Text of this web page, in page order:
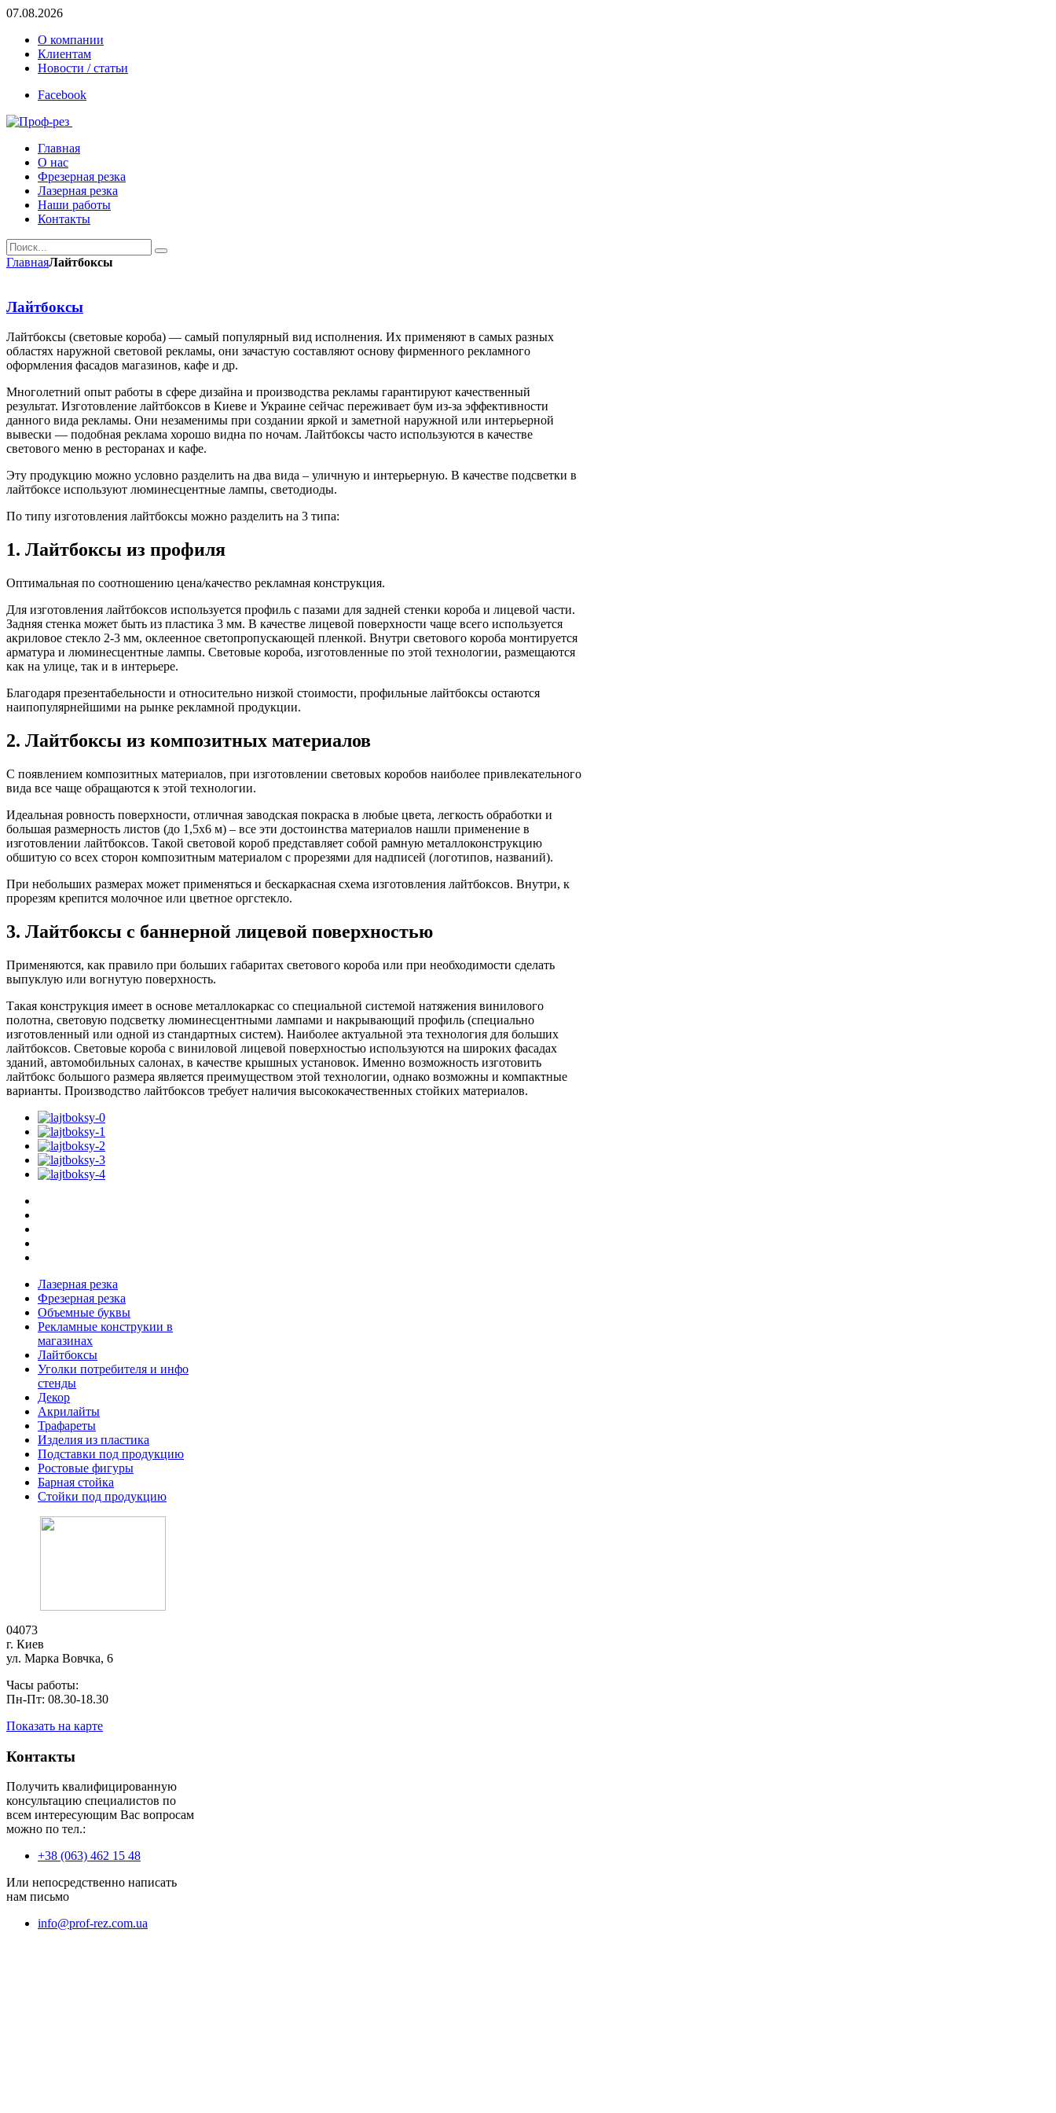
07.08.2026
О компании
Клиентам
Новости / статьи
Facebook
Главная
О нас
Фрезерная резка
Лазерная резка
Наши работы
Контакты
ГлавнаяЛайтбоксы
Лайтбоксы
Лайтбоксы (световые короба) — самый популярный вид исполнения. Их применяют в самых разных
областях наружной световой рекламы, они зачастую составляют основу фирменного рекламного
оформления фасадов магазинов, кафе и др.
Многолетний опыт работы в сфере дизайна и производства рекламы гарантируют качественный
результат. Изготовление лайтбоксов в Киеве и Украине сейчас переживает бум из-за эффективности
данного вида рекламы. Они незаменимы при создании яркой и заметной наружной или интерьерной
вывески — подобная реклама хорошо видна по ночам. Лайтбоксы часто используются в качестве
светового меню в ресторанах и кафе.
Эту продукцию можно условно разделить на два вида – уличную и интерьерную. В качестве подсветки в
лайтбоксе используют люминесцентные лампы, светодиоды.
По типу изготовления лайтбоксы можно разделить на 3 типа:
1. Лайтбоксы из профиля
Оптимальная по соотношению цена/качество рекламная конструкция.
Для изготовления лайтбоксов используется профиль с пазами для задней стенки короба и лицевой части.
Задняя стенка может быть из пластика 3 мм. В качестве лицевой поверхности чаще всего используется
акриловое стекло 2-3 мм, оклеенное светопропускающей пленкой. Внутри светового короба монтируется
арматура и люминесцентные лампы. Световые короба, изготовленные по этой технологии, размещаются
как на улице, так и в интерьере.
Благодаря презентабельности и относительно низкой стоимости, профильные лайтбоксы остаются
наипопулярнейшими на рынке рекламной продукции.
2. Лайтбоксы из композитных материалов
С появлением композитных материалов, при изготовлении световых коробов наиболее привлекательного
вида все чаще обращаются к этой технологии.
Идеальная ровность поверхности, отличная заводская покраска в любые цвета, легкость обработки и
большая размерность листов (до 1,5х6 м) – все эти достоинства материалов нашли применение в
изготовлении лайтбоксов. Такой световой короб представляет собой рамную металлоконструкцию
обшитую со всех сторон композитным материалом с прорезями для надписей (логотипов, названий).
При небольших размерах может применяться и бескаркасная схема изготовления лайтбоксов. Внутри, к
прорезям крепится молочное или цветное оргстекло.
3. Лайтбоксы с баннерной лицевой поверхностью
Применяются, как правило при больших габаритах светового короба или при необходимости сделать
выпуклую или вогнутую поверхность.
Такая конструкция имеет в основе металлокаркас со специальной системой натяжения винилового
полотна, световую подсветку люминесцентными лампами и накрывающий профиль (специально
изготовленный или одной из стандартных систем). Наиболее актуальной эта технология для больших
лайтбоксов. Световые короба с виниловой лицевой поверхностью используются на широких фасадах
зданий, автомобильных салонах, в качестве крышных установок. Именно возможность изготовить
лайтбокс большого размера является преимуществом этой технологии, однако возможны и компактные
варианты. Производство лайтбоксов требует наличия высококачественных стойких материалов.
Лазерная резка
Фрезерная резка
Объемные буквы
Рекламные конструкии в
магазинах
Лайтбоксы
Уголки потребителя и инфо
стенды
Декор
Акрилайты
Трафареты
Изделия из пластика
Подставки под продукцию
Ростовые фигуры
Барная стойка
Стойки под продукцию
04073
г. Киев
ул. Марка Вовчка, 6
Часы работы:
Пн-Пт: 08.30-18.30
Показать на карте
Контакты
Получить квалифицированную
консультацию специалистов по
всем интересующим Вас вопросам
можно по тел.:
+38 (063) 462 15 48
Или непосредственно написать
нам письмо
info@prof-rez.com.ua